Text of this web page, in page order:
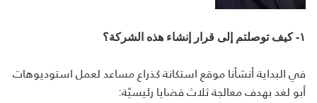
١- كيف توصلتم إلى قرار إنشاء هذه الشركة؟
في البداية أنشأنا موقع استكانة كذراع مساعد لعمل استوديوهات
أبو لغد بهدف معالجة ثلاث قضايا رئيسيّة: